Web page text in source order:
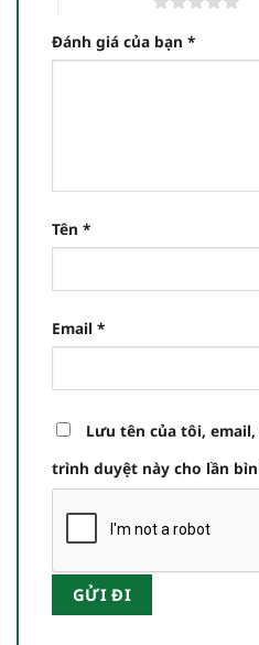
Đánh giá của bạn *
Tên *
Email *
Lưu tên của tôi,
trình duyệt này cho lần